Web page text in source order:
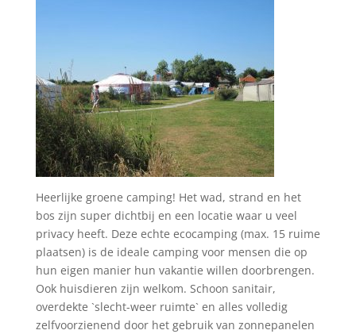
Heerlijke groene camping! Het wad, strand en het
bos zijn super dichtbij en een locatie waar u veel
privacy heeft. Deze echte ecocamping (max. 15 ruime
plaatsen) is de ideale camping voor mensen die op
hun eigen manier hun vakantie willen doorbrengen.
Ook huisdieren zijn welkom. Schoon sanitair,
overdekte `slecht-weer ruimte` en alles volledig
zelfvoorzienend door het gebruik van zonnepanelen